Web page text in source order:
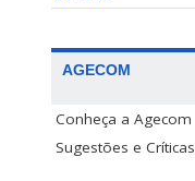
AGECOM
Conheça a Agecom
Sugestões e Críticas